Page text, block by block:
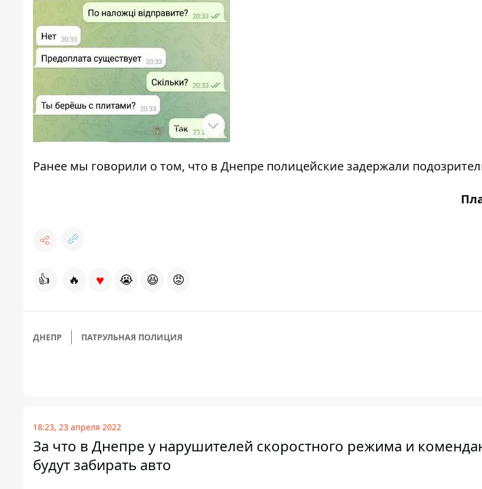
Ранее мы говорили о том, что в Днепре полицейские задержали
👍 🔥 ♥ 😭 😆 😡
ДНЕПР ПАТРУЛЬНАЯ ПОЛИЦИЯ
18:23, 23 апреля 2022
За что в Днепре у нарушителей скоростного режима и
будут забирать авто